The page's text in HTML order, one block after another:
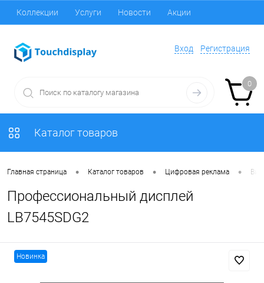
Коллекции Услуги Новости Акции
Вход Регистрация
0
Каталог товаров
Главная страница • Каталог товаров • Цифровая реклама •
Профессиональный дисплей
LB7545SDG2
Новинка